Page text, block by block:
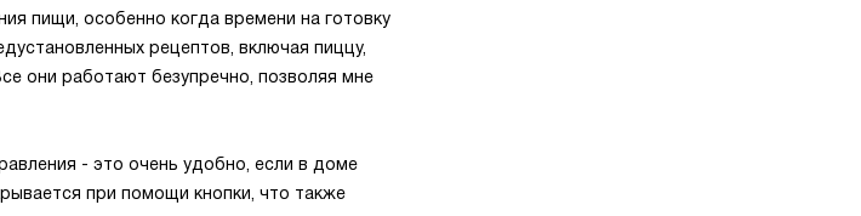
пищи, особенно когда времени на готовку
рецептов, включая пиццу,
они работают безупречно, позволяя мне
- это очень удобно, если в доме
при помощи кнопки, что также